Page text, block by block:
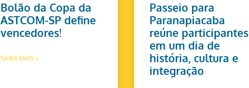
Bolão da Copa da
ASTCOM-SP define
vencedores!
SAIBA MAIS »
Passeio para
Paranapiacaba
reúne participantes
em um dia de
história, cultura e
integração